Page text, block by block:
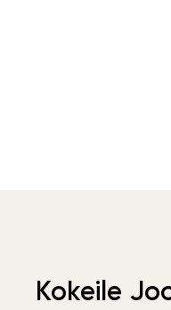
Kokeile